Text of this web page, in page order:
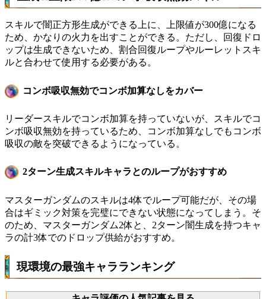
スキルで闇正方形生成ができる上に、上限値が300億になる
ため、かなりの火力を出すことができる。ただし、回復ドロ
ップは生成できないため、割合回復ループやルーレットスキ
ルと合わせて使用する必要がある。
コンボ吸収無効でコンボ加算なしをカバー
リーダースキルでコンボ加算を持っていないが、スキルでコ
ンボ吸収無効を持っているため、コンボ加算なしでもコンボ
吸収の敵を突破できるようになっている。
2ターン生成スキルキャラとのループがおすすめ
マスターガンダムのスキルは4体でループ可能だが、その場
合はギミック対策を完璧にできない状態になってしまう。そ
のため、マスターガンダム2体と、2ターン闇生成を持つキャ
ラの計3体でのドロップ供給がおすすめ。
現環境の最強キャラランキング